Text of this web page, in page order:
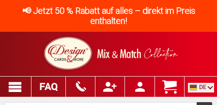
📢 Jetzt 50 % Rabatt auf alles – direkt im Preis
enthalten!
FAQ DE